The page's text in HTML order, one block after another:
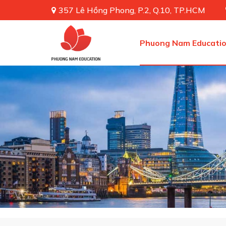
357 Lê Hồng Phong, P.2, Q.10, TP.HCM
Phuong Nam